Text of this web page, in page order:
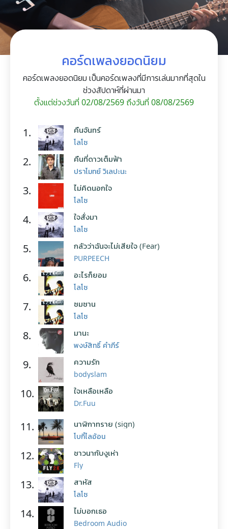
คอร์ดเพลงยอดนิยม
คอร์ดเพลงยอดนิยม เป็นคอร์ดเพลงที่มีการเล่นมากที่สุดใน
ช่วงสัปดาห์ที่ผ่านมา
ตั้งแต่ช่วงวันที่ 02/08/2569 ถึงวันที่ 08/08/2569
1. คืนจันทร์
โลโซ
2. คืนที่ดาวเต็มฟ้า
ปราโมทย์ วิเลปะนะ
3. ไม่คิดนอกใจ
โลโซ
4. ใจสั่งมา
โลโซ
5. กลัวว่าฉันจะไม่เสียใจ (Fear)
PURPEECH
6. อะไรก็ยอม
โลโซ
7. ซมซาน
โลโซ
8. มานะ
พงษ์สิทธิ์ คำภีร์
9. ความรัก
bodyslam
10. ใจเหลือเหลือ
Dr.Fuu
11. นาฬิกาทราย (sign)
โบกี้ไลอ้อน
12. ชาวนากับงูเห่า
Fly
13. สาหัส
โลโซ
14. ไม่บอกเธอ
Bedroom Audio